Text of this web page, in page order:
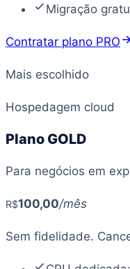
Migração
Contratar plano PRO
Mais escolhido
Hospedagem cloud
Plano GOLD
Para negócios em
R$100,00/mês
Sem fidelidade.